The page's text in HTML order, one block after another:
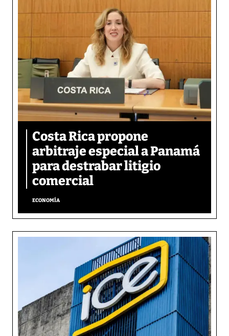
Costa Rica propone
arbitraje especial a Panamá
para destrabar litigio
comercial
ECONOMÍA